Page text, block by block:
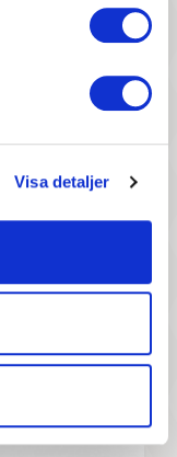
Visa detaljer
227 :-
- Dockhustillbehör,
Pris
- Dockhustillbehör,